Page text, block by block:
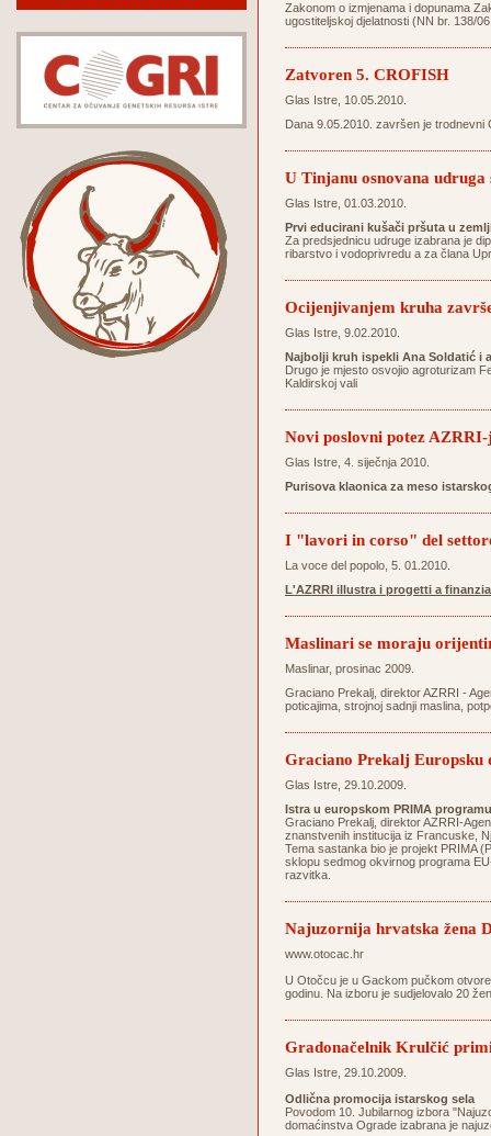
Zakonom o izmjenama i dopunama
ugostiteljskoj djelatnosti (NN br. 138/
Zatvoren 5. CROFISH
Glas Istre, 10.05.2010.
Dana 9.05.2010. završen je trodnevni
U Tinjanu osnovana
Glas Istre, 01.03.2010.
Prvi educirani kušači pršuta u
Za predsjednicu udruge izabrana je
ribarstvo i vodoprivredu a za člana
Ocijenjivanjem kruha
Glas Istre, 9.02.2010.
Najbolji kruh ispekli Ana Soldatić i
Drugo je mjesto osvojio agroturizam
Kaldirskoj vali
Novi poslovni potez
Glas Istre, 4. siječnja 2010.
Purisova klaonica za meso
I "lavori in corso" del
La voce del popolo, 5. 01.2010.
L'AZRRI illustra i progetti a
Maslinari se moraju
Maslinar, prosinac 2009.
Graciano Prekalj, direktor AZRRI -
poticajima, strojnoj sadnji maslina,
Graciano Prekalj Europsku
Glas Istre, 29.10.2009.
Istra u europskom PRIMA programu
Graciano Prekalj, direktor AZRRI-
znanstvenih institucija iz Francuske,
Tema sastanka bio je projekt PRIMA
sklopu sedmog okvirnog programa
razvitka.
Najuzornija hrvatska žena
www.otocac.hr
U Otočcu je u Gackom pučkom
godinu. Na izboru je sudjelovalo 20
Gradonačelnik Krulčić
Glas Istre, 29.10.2009.
Odlična promocija istarskog sela
Povodom 10. Jubilarnog izbora
domaćinstva Ograde izabrana je